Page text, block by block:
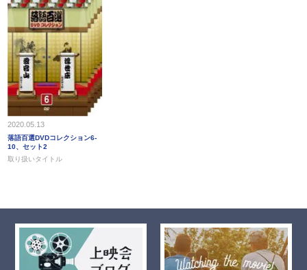
2020.05.13
落語百選DVDコレクション6-
10、セット2
取り扱いタイトル